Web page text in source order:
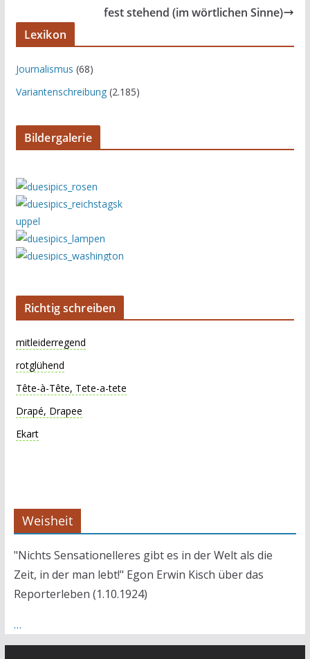
fest stehend (im wörtlichen Sinne)
Lexikon
Journalismus (68)
Variantenschreibung(2.185)
Bildergalerie
Richtig schreiben
mitleiderregend
rotglühend
Tête-à-Tête, Tete-a-tete
Drapé, Drapee
Ekart
Weisheit
"Nichts Sensationelleres gibt es in der Welt als die
Zeit, in der man lebt!" Egon Erwin Kisch über das
Reporterleben (1.10.1924)
…